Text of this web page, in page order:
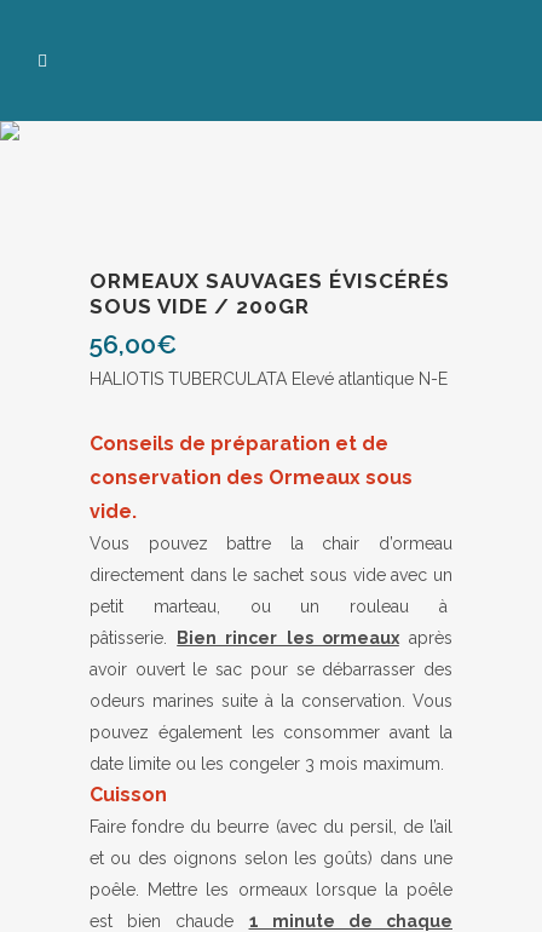
ORMEAUX SAUVAGES ÉVISCÉRÉS
SOUS VIDE / 200GR
56,00€
HALIOTIS TUBERCULATA Elevé atlantique N-E
Conseils de préparation et de
conservation des Ormeaux sous
vide.
Vous pouvez battre la chair d’ormeau
directement dans le sachet sous vide avec un
petit marteau, ou un rouleau à
pâtisserie.
Bien rincer les ormeauxaprès
avoir ouvert le sac pour se débarrasser des
odeurs marines suite à la conservation. Vous
pouvez également les consommer avant la
date limite ou les congeler 3 mois maximum.
Cuisson
Faire fondre du beurre (avec du persil, de l’ail
et ou des oignons selon les goûts) dans une
poêle. Mettre les ormeaux lorsque la poêle
est bien chaude 1 minute de chaque